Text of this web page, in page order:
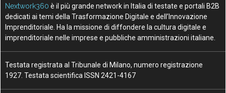
Nextwork360 è il più grande network in Italia di testate e portali B2B
dedicati ai temi della Trasformazione Digitale e dell’Innovazione
Imprenditoriale. Ha la missione di diffondere la cultura digitale e
imprenditoriale nelle imprese e pubbliche amministrazioni italiane.
Testata registrata al Tribunale di Milano, numero registrazione
1927. Testata scientifica ISSN 2421-4167